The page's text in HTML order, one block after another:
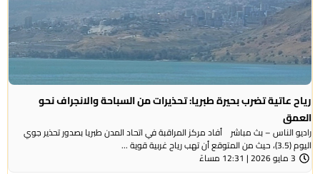
رياح عاتية تضرب بحيرة طبريا: تحذيرات من السباحة والانجراف نحو
العمق
راديو الناس – بث مباشر أفاد مركز المراقبة في اتحاد المدن طبريا بصدور تحذير جوي
اليوم (3.5)، حيث من المتوقع أن تهب رياح غربية قوية ...
3 مايو 2026 | 12:31 مساءً